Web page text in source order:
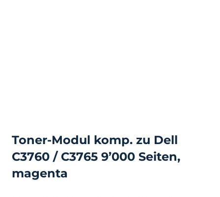
Toner-Modul komp. zu Dell
C3760 / C3765 9’000 Seiten,
magenta